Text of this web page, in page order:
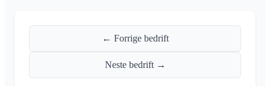
← Forrige bedrift
Neste bedrift →